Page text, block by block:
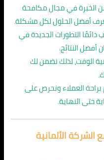
الخبرة في مجال مكافحة
أفضل الحلول لكل مشكلة.
دائمًا التطورات الجديدة في
النتائج.
الوقت، لذلك نضمن لك
العملاء ونحرص على
حتى النهاية.
الألمانية